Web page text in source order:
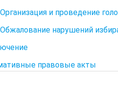
и проведение
нарушений
правовые акты